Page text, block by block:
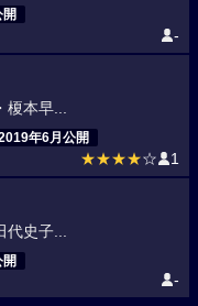
-
榎本早...
年6月公開
★★★★☆ 1
代史子...
-